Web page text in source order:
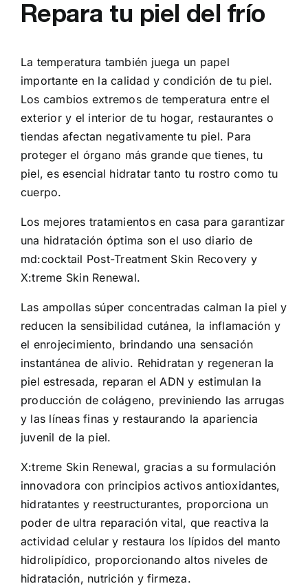
Repara tu piel del frío
La temperatura también juega un papel
importante en la calidad y condición de tu piel.
Los cambios extremos de temperatura entre el
exterior y el interior de tu hogar, restaurantes o
tiendas afectan negativamente tu piel. Para
proteger el órgano más grande que tienes, tu
piel, es esencial hidratar tanto tu rostro como tu
cuerpo.
Los mejores tratamientos en casa para garantizar
una hidratación óptima son el uso diario de
md:cocktail Post-Treatment Skin Recovery y
X:treme Skin Renewal.
Las ampollas súper concentradas calman la piel y
reducen la sensibilidad cutánea, la inflamación y
el enrojecimiento, brindando una sensación
instantánea de alivio. Rehidratan y regeneran la
piel estresada, reparan el ADN y estimulan la
producción de colágeno, previniendo las arrugas
y las líneas finas y restaurando la apariencia
juvenil de la piel.
X:treme Skin Renewal, gracias a su formulación
innovadora con principios activos antioxidantes,
hidratantes y reestructurantes, proporciona un
poder de ultra reparación vital, que reactiva la
actividad celular y restaura los lípidos del manto
hidrolipídico, proporcionando altos niveles de
hidratación, nutrición y firmeza.